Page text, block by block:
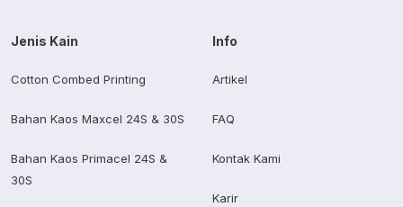
Jenis Kain
Cotton Combed Printing
Bahan Kaos Maxcel 24S & 30S
Bahan Kaos Primacel 24S &
30S
Info
Artikel
FAQ
Kontak Kami
Karir